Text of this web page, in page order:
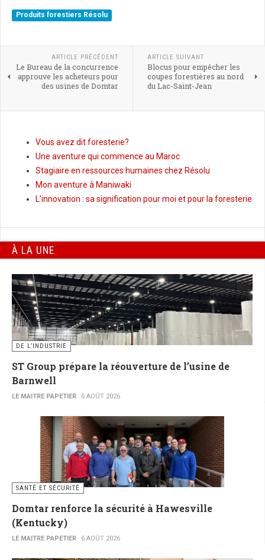
Produits forestiers Résolu
ARTICLE PRÉCÉDENT
Le Bureau de la concurrence
approuve les acheteurs pour
des usines de Domtar
ARTICLE SUIVANT
Blocus pour empêcher les
coupes forestières au nord
du Lac-Saint-Jean
Vous avez dit foresterie?
Une aventure qui commence au Maroc
Stagiaire en ressources humaines chez Résolu
Mon aventure à Maniwaki
L’innovation : sa signification pour moi et pour la foresterie
À LA UNE
DE L’INDUSTRIE
ST Group prépare la réouverture de l’usine de
Barnwell
LE MAITRE PAPETIER 6 AOÛT 2026
SANTÉ ET SÉCURITÉ
Domtar renforce la sécurité à Hawesville
(Kentucky)
LE MAITRE PAPETIER 6 AOÛT 2026